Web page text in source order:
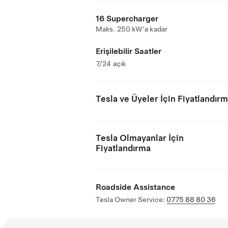
16 Supercharger
Maks. 250 kW'a kadar
Erişilebilir Saatler
7/24 açık
Tesla ve Üyeler İçin
Tesla Olmayanlar İçin
Fiyatlandırma
Roadside Assistance
Tesla Owner Service: 0775 88 80 36